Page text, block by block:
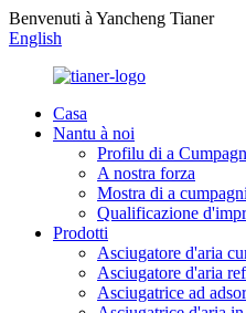
Benvenuti à Yancheng Tianer
English
Casa
Nantu à noi
Profilu di a
A nostra forza
Mostra di a
Qualificazione
Prodotti
Asciugatore d'aria
Asciugatore d'aria
Asciugatrice ad